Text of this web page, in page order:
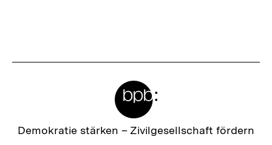
Zur
Demokratie stärken – Zivilgesellschaft fördern